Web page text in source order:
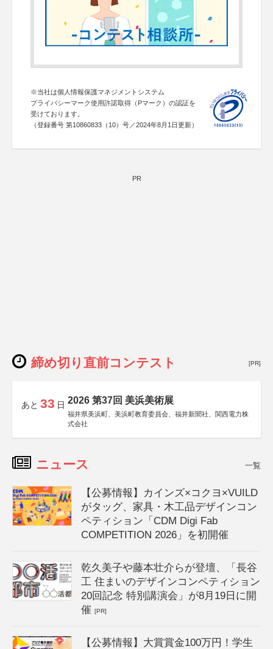
※当社は個人情報保護マネジメントシステム
プライバシーマーク使用許諾取得（Pマーク）の認証を
受けております。
（登録番号 第10860833（10）号／2024年8月1日更新）
PR
締め切り直前コンテスト [PR]
あと 33 日 2026 第37回 美浜美術展
福井県美浜町、美浜町教育委員会、福井新聞社、関西電力株
式会社
ニュース 一覧
【公募情報】カインズ×コクヨ×VUILD
がタッグ、家具・木工品デザインコン
ペティション「CDM Digi Fab
COMPETITION 2026」を初開催
乾久美子や藤本壮介らが登壇、「長谷
工 住まいのデザインコンペティション
20回記念 特別講演会」が8月19日に開
催[PR]
【公募情報】大賞賞金100万円！学生